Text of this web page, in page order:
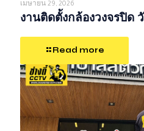
เมษายน 29, 2026
งานติดตั้งกล้องวงจรปิด
Read more